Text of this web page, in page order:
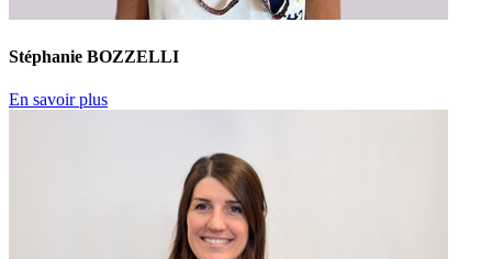
Stéphanie BOZZELLI
En savoir plus